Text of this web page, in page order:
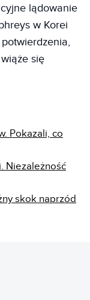
lądowanie
w Korei
się
Pokazali, co
Niezależność
skok naprzód